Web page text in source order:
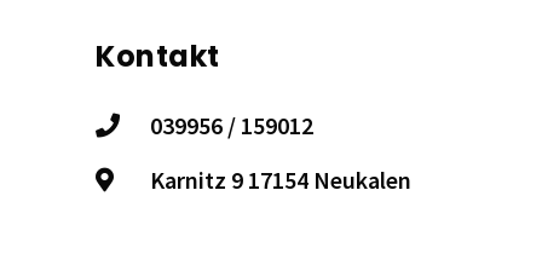
Kontakt
039956 / 159012
Karnitz 9 17154 Neukalen